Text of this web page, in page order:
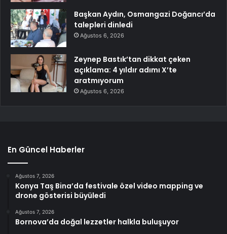
Başkan Aydın, Osmangazi Doğancı’da
talepleri dinledi
Ağustos 6, 2026
Zeynep Bastık’tan dikkat çeken
açıklama: 4 yıldır adımı X’te
aratmıyorum
Ağustos 6, 2026
En Güncel Haberler
Ağustos 7, 2026
Konya Taş Bina’da festivale özel video mapping ve
drone gösterisi büyüledi
Ağustos 7, 2026
Bornova’da doğal lezzetler halkla buluşuyor